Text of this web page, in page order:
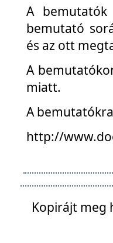
A
bemutató
és az ott
A
miatt.
A
http://
Kopirájt meg